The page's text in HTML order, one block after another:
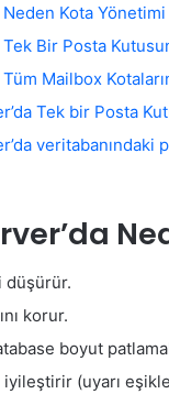
Neden Kota
Bir Posta
Mailbox
Tek bir Posta
veritabanındaki
düşürür.
korur.
boyut
iyileştirir (uyarı